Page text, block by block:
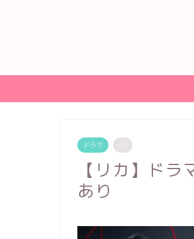
ドラマ
【リカ】ド
あり